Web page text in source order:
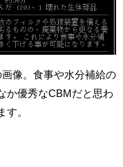
像。食事や水分補給の
か優秀なCBMだと思わ
す。